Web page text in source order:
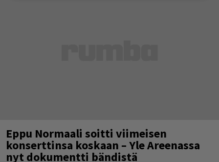
Eppu Normaali soitti viimeisen
konserttinsa koskaan – Yle Areenassa
nyt dokumentti bändistä